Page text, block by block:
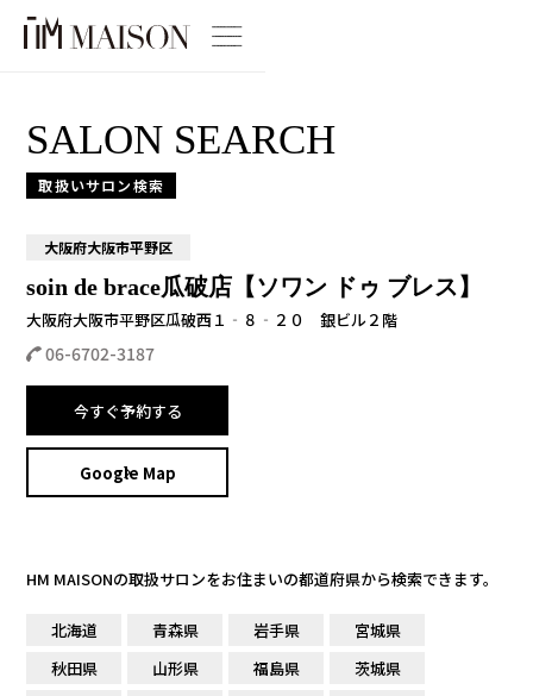
SALON SEARCH
取扱いサロン検索
大阪府大阪市平野区
soin de brace瓜破店【ソワン ドゥ ブレス】
大阪府大阪市平野区瓜破西１‐８‐２０ 銀ビル２階
06-6702-3187
今すぐ予約する
Google Map
HM MAISONの取扱サロンをお住まいの都道府県から検索できます。
北海道 青森県 岩手県
宮城県
秋田県
山形県 福島県
茨城県